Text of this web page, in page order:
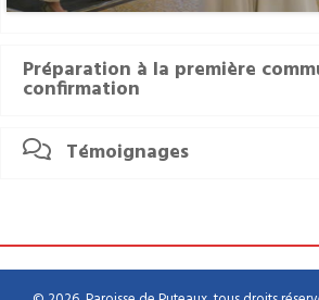
Préparation à la première
confirmation
Témoignages